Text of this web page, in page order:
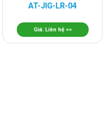
AT-JIG-LR-04
Giá: Liên hệ >>